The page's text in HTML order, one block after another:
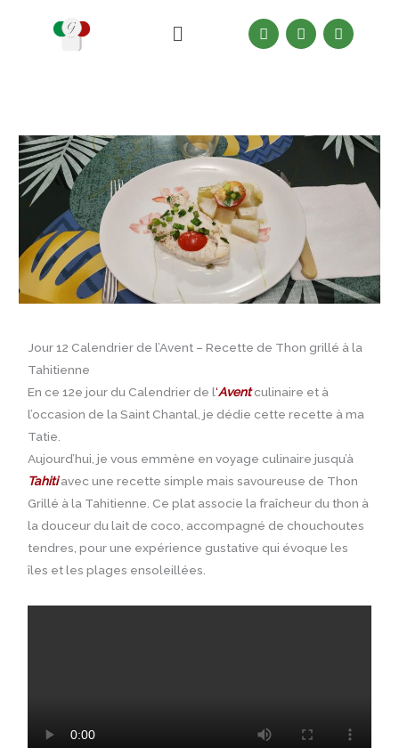
Menu
F
a
k
I
n
a
Y
o
Jour 12 Calendrier de l’Avent – Recette de Thon grillé à la
Tahitienne
En ce 12e jour du Calendrier de l‘Aventculinaire et à
l’occasion de la Saint Chantal, je dédie cette recette à ma
Tatie.
Aujourd’hui, je vous emmène en voyage culinaire jusqu’à
Tahitiavec une recette simple mais savoureuse de Thon
Grillé à la Tahitienne. Ce plat associe la fraîcheur du thon à
la douceur du lait de coco, accompagné de chouchoutes
tendres, pour une expérience gustative qui évoque les
îles et les plages ensoleillées.